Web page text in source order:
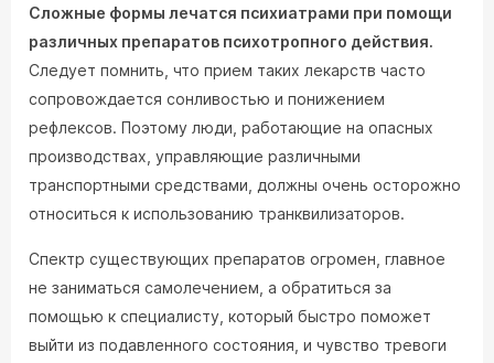
Сложные формы лечатся психиатрами при помощи
различных препаратов психотропного действия.
Следует помнить, что прием таких лекарств часто
сопровождается сонливостью и понижением
рефлексов. Поэтому люди, работающие на опасных
производствах, управляющие различными
транспортными средствами, должны очень осторожно
относиться к использованию транквилизаторов.
Спектр существующих препаратов огромен, главное
не заниматься самолечением, а обратиться за
помощью к специалисту, который быстро поможет
выйти из подавленного состояния, и чувство тревоги